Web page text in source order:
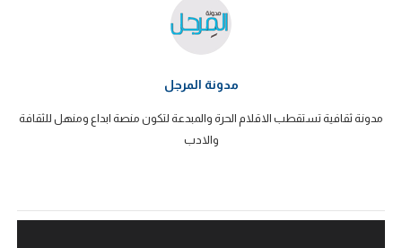
مدونة المرجل
مدونة ثقافية تستقطب الاقلام الحرة والمبدعة لتكون منصة ابداع ومنهل للثقافة
والادب